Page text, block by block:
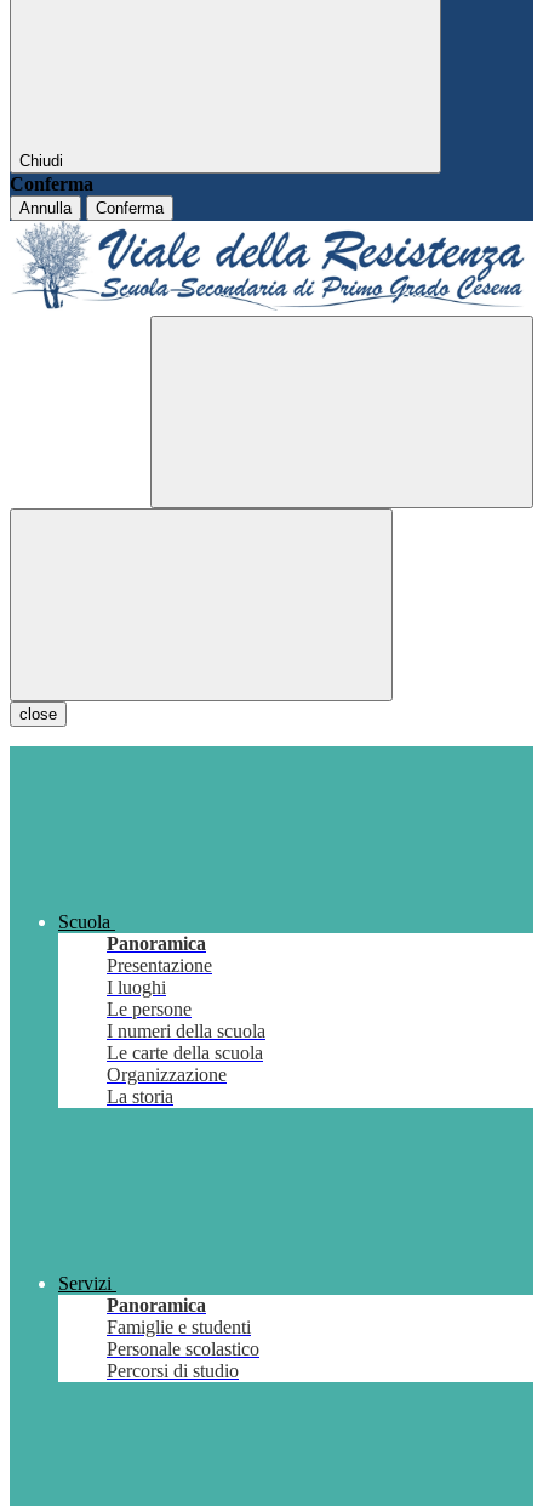
Chiudi
Conferma
Annulla Conferma
close
Scuola
Panoramica
Presentazione
I luoghi
Le persone
I numeri della scuola
Le carte della scuola
Organizzazione
La storia
Servizi
Panoramica
Famiglie e studenti
Personale scolastico
Percorsi di studio